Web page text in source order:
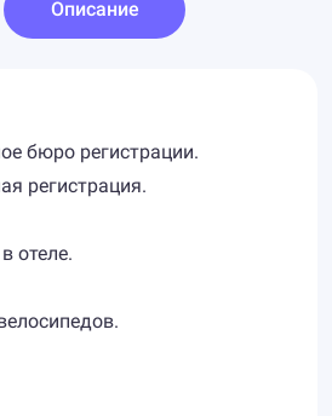
Описание
бюро регистрации.
регистрация.
отеле.